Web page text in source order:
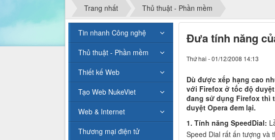
Trang nhất Thủ thuật - Phần mềm
Đưa tính năng
Thứ hai - 01/12/2008 14:13
Dù được xếp hạng cao
với Firefox ở tốc độ
đang sử dụng Firefox thì
duyệt Opera đem lại.
1. Tính năng SpeedDial:
Speed Dial rất ấn tượng và
Tin nhanh Công nghệ
Thủ thuật - Phần mềm
Thiết kế Web
Tạo Web NukeViet
Web & Internet
Thương mại điện tử